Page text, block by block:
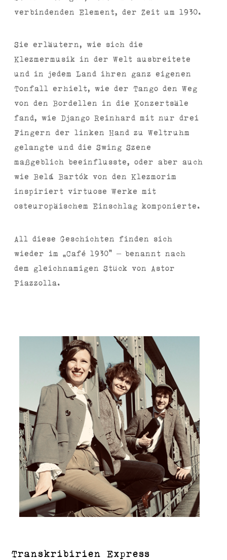
verbindenden Element, der Zeit um 1930.
Sie erläutern, wie sich die
Klezmermusik in der Welt ausbreitete
und in jedem Land ihren ganz eigenen
Tonfall erhielt, wie der Tango den Weg
von den Bordellen in die Konzertsäle
fand, wie Django Reinhard mit nur drei
Fingern der linken Hand zu Weltruhm
gelangte und die Swing Szene
maßgeblich beeinflusste, oder aber auch
wie Belá Bartók von den Klezmorim
inspiriert virtuose Werke mit
osteuropäischem Einschlag komponierte.
All diese Geschichten finden sich
wieder im „Café 1930“ – benannt nach
dem gleichnamigen Stück von Astor
Piazzolla.
Transkribirien Express